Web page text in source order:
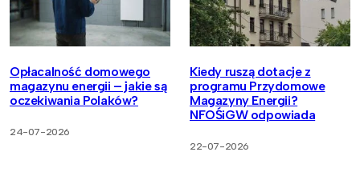
Opłacalność domowego
magazynu energii – jakie są
oczekiwania Polaków?
24-07-2026
Kiedy ruszą dotacje z
programu Przydomowe
Magazyny Energii?
NFOŚiGW odpowiada
22-07-2026